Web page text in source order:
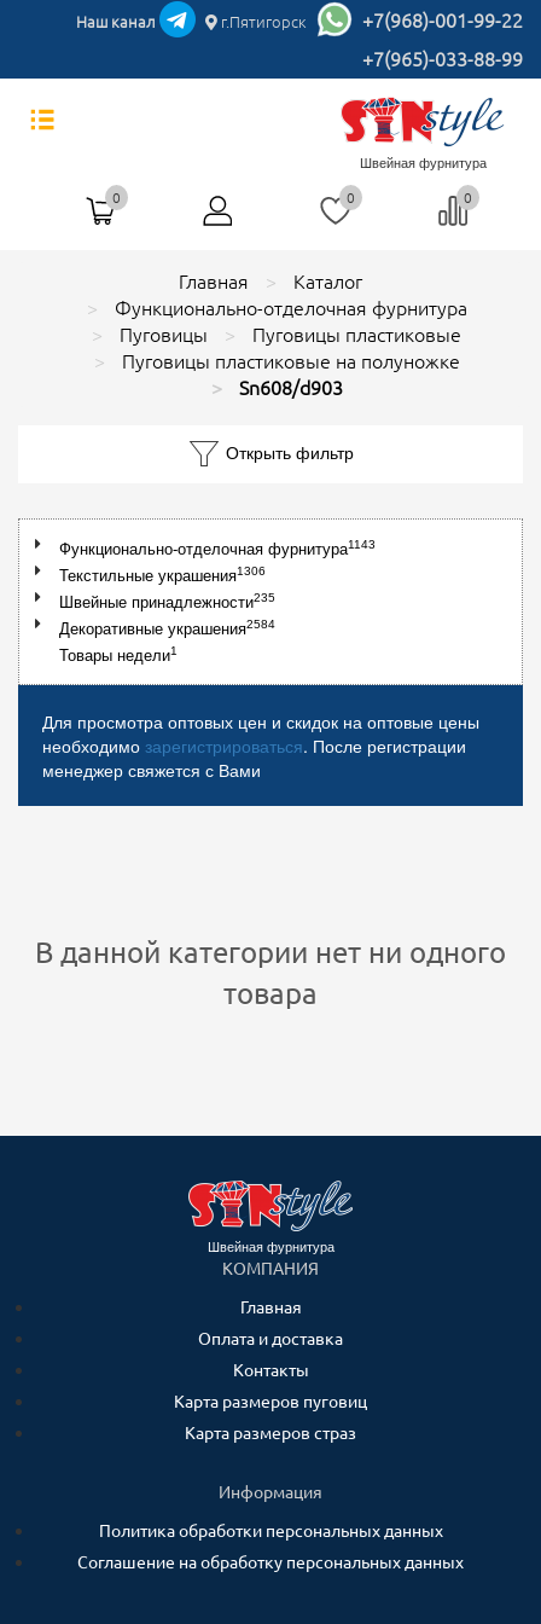
Наш канал г.Пятигорск
+7(968)-001-99-22
+7(965)-033-88-99
Швейная фурнитура
0 0 0
Главная
Каталог
Функционально-отделочная фурнитура
Пуговицы
Пуговицы пластиковые
Пуговицы пластиковые на полуножке
Sn608/d903
Открыть фильтр
Функционально-отделочная фурнитура1143
Текстильные украшения1306
Швейные принадлежности235
Декоративные украшения2584
Товары недели1
Для просмотра оптовых цен и скидок на оптовые цены
необходимо зарегистрироваться. После регистрации
менеджер свяжется с Вами
В данной категории нет ни одного
товара
Швейная фурнитура
КОМПАНИЯ
Главная
Оплата и доставка
Контакты
Карта размеров пуговиц
Карта размеров страз
Информация
Политика обработки персональных данных
Соглашение на обработку персональных данных